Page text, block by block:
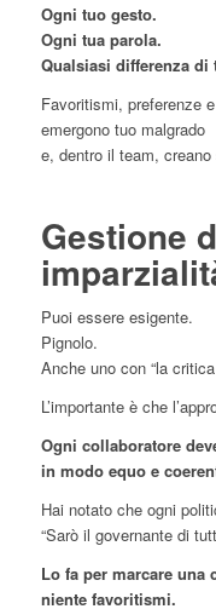
Ogni tuo gesto.
Ogni tua parola.
Qualsiasi differenza di
Favoritismi, preferenze
emergono tuo malgrado
e, dentro il team,
Gestione
Puoi essere esigente.
Pignolo.
Anche uno con “la
L’importante è che
Ogni collaboratore
in modo equo e
Hai notato che ogni
“Sarò il governante di
Lo fa per marcare una
niente favoritismi.